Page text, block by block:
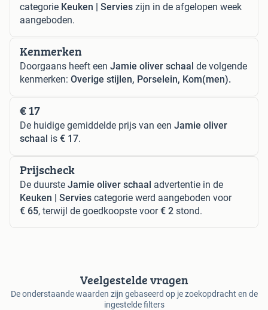
categorie Keuken | Servies zijn in de afgelopen week
aangeboden.
Kenmerken
Doorgaans heeft een Jamie oliver schaal de volgende
kenmerken: Overige stijlen, Porselein, Kom(men).
€ 17
De huidige gemiddelde prijs van een Jamie oliver
schaal is € 17.
Prijscheck
De duurste Jamie oliver schaal advertentie in de
Keuken | Servies categorie werd aangeboden voor
€ 65, terwijl de goedkoopste voor€ 2 stond.
Veelgestelde vragen
De onderstaande waarden zijn gebaseerd op je zoekopdracht en de
ingestelde filters